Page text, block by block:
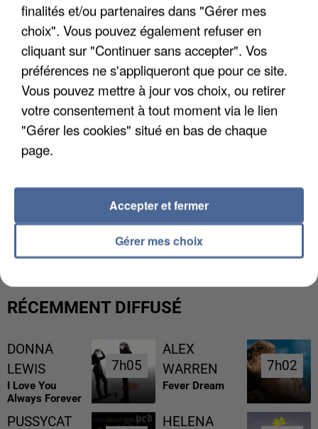
UN SECOND CADRE DE LA DZ MAFIA
RÉCEMMENT DIFFUSÉ
DONNA
LEWIS
I Love You
Always Forever
7h05
7h05
ALEX
WARREN
Fever Dream
7h02
7h02
PUSSYCAT
HELENA
finalités et/ou partenaires dans "Gérer mes
choix". Vous pouvez également refuser en
cliquant sur "Continuer sans accepter". Vos
préférences ne s'appliqueront que pour ce site.
Vous pouvez mettre à jour vos choix, ou retirer
votre consentement à tout moment via le lien
"Gérer les cookies" situé en bas de chaque
page.
Gérer mes choix
Accepter et fermer